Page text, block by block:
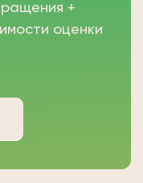
+
оценки